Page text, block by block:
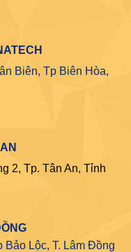
Biên, Tp Biên Hòa,
2, Tp. Tân An, Tỉnh
Bảo Lộc, T. Lâm Đồng